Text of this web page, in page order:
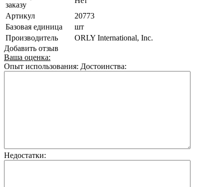
заказу
Артикул
20773
Базовая единица
шт
Производитель
ORLY International, Inc.
Добавить отзыв
Ваша оценка:
Опыт использования: Достоинства:
Недостатки: